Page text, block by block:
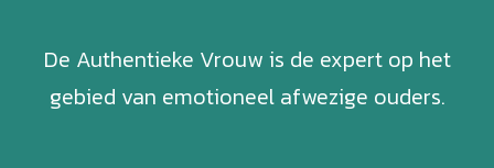
De Authentieke Vrouw is de expert op het
gebied van emotioneel afwezige ouders.